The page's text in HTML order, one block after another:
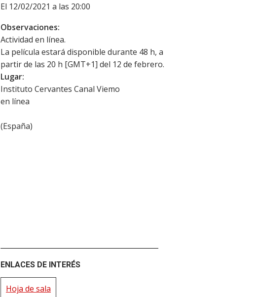
El 12/02/2021 a las 20:00
Observaciones:
Actividad en línea.
La película estará disponible durante 48 h, a
partir de las 20 h [GMT+1] del 12 de febrero.
Lugar:
Instituto Cervantes Canal Viemo
en línea
(España)
ENLACES DE INTERÉS
Hoja de sala